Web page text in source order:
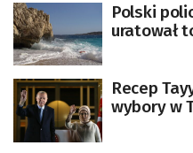
Polski
uratował
Recep
wybory w